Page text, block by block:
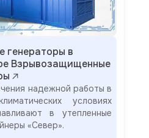
генераторы в
Взрывозащищенные
надежной работы в
условиях
в утепленные
«Север».